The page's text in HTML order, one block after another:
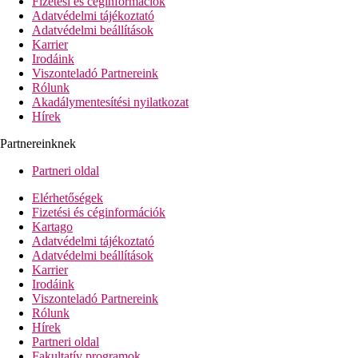
Adatvédelmi tájékoztató
Adatvédelmi beállítások
Karrier
Irodáink
Viszonteladó Partnereink
Rólunk
Akadálymentesítési nyilatkozat
Hírek
Partnereinknek
Partneri oldal
Elérhetőségek
Fizetési és céginformációk
Kartago
Adatvédelmi tájékoztató
Adatvédelmi beállítások
Karrier
Irodáink
Viszonteladó Partnereink
Rólunk
Hírek
Partneri oldal